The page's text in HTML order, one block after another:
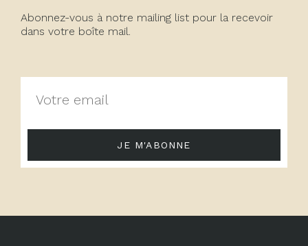
Abonnez-vous à notre mailing list pour la recevoir
dans votre boîte mail.
JE M'ABONNE